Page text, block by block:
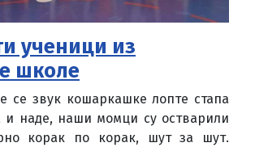
ученици из
школе
се звук кошаркашке лопте стапа
и наде, наши момци су остварили
корак по корак, шут за шут.